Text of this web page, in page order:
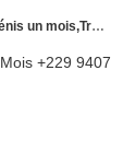
grossir pénis un mois,